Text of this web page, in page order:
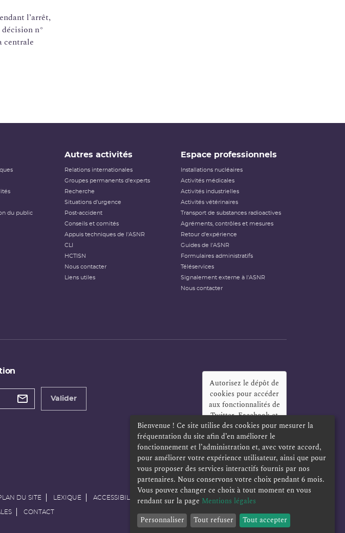
l’arrêt,
n°
centrale
du public
Autres activités
Relations internationales
Groupes permanents d'experts
Recherche
Situations d'urgence
Post-accident
Conseils et comités
Appuis techniques de l'ASNR
CLI
HCTISN
Nous contacter
Liens utiles
Espace professionnels
Installations nucléaires
Activités médicales
Activités industrielles
Activités vétérinaires
Transport de substances radioactives
Agréments, contrôles et mesures
Retour d'expérience
Guides de l'ASNR
Formulaires administratifs
Téléservices
Signalement externe à l'ASNR
Nous contacter
Valider
Autorisez le dépôt de
cookies pour accéder
aux fonctionnalités de
Twitter, Facebook et
LinkedIn?
Oui
Toujours
DU SITE LEXIQUE ACCESSIBILITÉ POLITIQUE DE CONFIDENTIALITÉ
CONTACT
Bienvenue ! Ce site utilise des cookies pour mesurer la
fréquentation du site afin d’en améliorer le
fonctionnement et l’administration et, avec votre accord,
pour améliorer votre expérience utilisateur, ainsi que pour
vous proposer des services interactifs fournis par nos
partenaires. Nous conservons votre choix pendant 6 mois.
Vous pouvez changer ce choix à tout moment en vous
rendant sur la page Mentions légales
Personnaliser
Tout refuser Tout accepter